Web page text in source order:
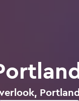
Portland